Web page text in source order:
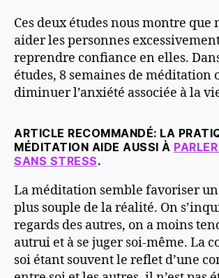
Ces deux études nous montre que
aider les personnes
reprendre confiance en elles.
études, 8 semaines de méditation
diminuer l’anxiété associée à la
ARTICLE RECOMMANDÉ: LA
MÉDITATION AIDE AUSSI À
SANS STRESS.
La méditation semble favoriser
plus souple de la réalité. On
regards des autres, on a moins
autrui et à se juger soi-même. La
soi étant souvent le reflet d’une